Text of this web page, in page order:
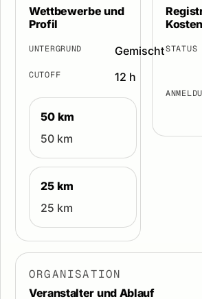
Wettbewerbe und
Profil
UNTERGRUND Gemischt
CUTOFF 12 h
50 km
50 km
25 km
25 km
Kosten
STATUS
ORGANISATION
Veranstalter und Ablauf